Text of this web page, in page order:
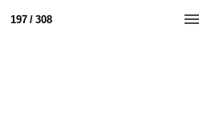
197 / 308